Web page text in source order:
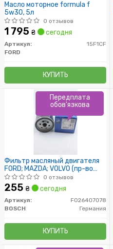
Масло моторное formula f
5w30, 5л
0 отзывов
1 795 ₴ сегодня
Артикул:
15F1CF
FORD
КУПИТЬ
Фильтр масляный двигателя
FORD; MAZDA; VOLVO (пр-во
Bosch)
0 отзывов
255 ₴ сегодня
Артикул:
F026407078
BOSCH
Германия
КУПИТЬ
Передплата
обов'язкова